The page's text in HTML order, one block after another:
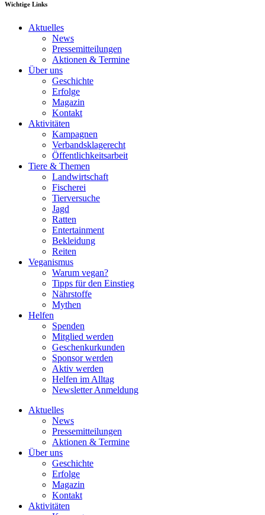
Wichtige Links
Aktuelles
News
Pressemitteilungen
Aktionen & Termine
Über uns
Geschichte
Erfolge
Magazin
Kontakt
Aktivitäten
Kampagnen
Verbandsklagerecht
Öffentlichkeitsarbeit
Tiere & Themen
Landwirtschaft
Fischerei
Tierversuche
Jagd
Ratten
Entertainment
Bekleidung
Reiten
Veganismus
Warum vegan?
Tipps für den Einstieg
Nährstoffe
Mythen
Helfen
Spenden
Mitglied werden
Geschenkurkunden
Sponsor werden
Aktiv werden
Helfen im Alltag
Newsletter Anmeldung
Aktuelles
News
Pressemitteilungen
Aktionen & Termine
Über uns
Geschichte
Erfolge
Magazin
Kontakt
Aktivitäten